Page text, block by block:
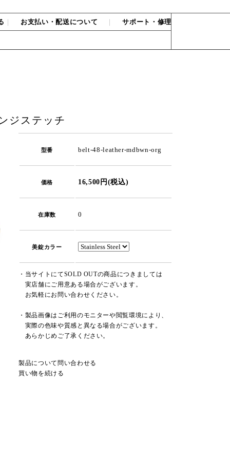
お支払い・配送について ｜サポート・修理
ジステッチ
型番 belt-48-leather-mdbwn-org
価格 16,500円(税込)
在庫数 0
美錠カラー
・当サイトにてSOLD OUTの商品につきましては
実店舗にご用意ある場合がございます。
お気軽にお問い合わせください。
・製品画像はご利用のモニターや閲覧環境により、
実際の色味や質感と異なる場合がございます。
あらかじめご了承ください。
製品について問い合わせる
買い物を続ける